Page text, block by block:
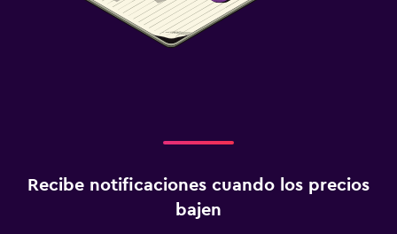
Recibe notificaciones cuando los precios
bajen